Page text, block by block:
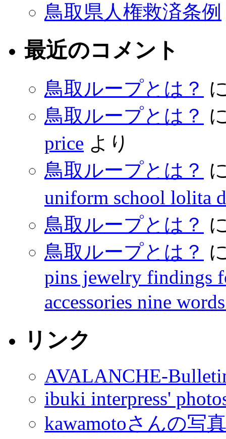
鳥取県人権救済条例
最近のコメント
鳥取ループとは？
鳥取ループとは？
price より
鳥取ループとは？
uniform school lolita
鳥取ループとは？
鳥取ループとは？
pins jewelry findings
accessories nine
リンク
AVALANCHE-
ibuki interpress'
kawamotoさんの写